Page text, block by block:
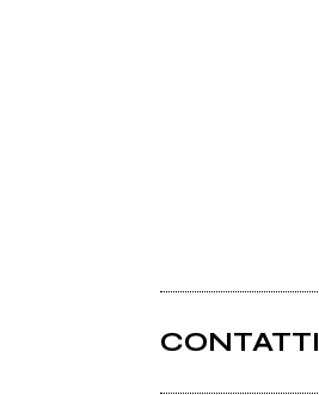
CONTATTI